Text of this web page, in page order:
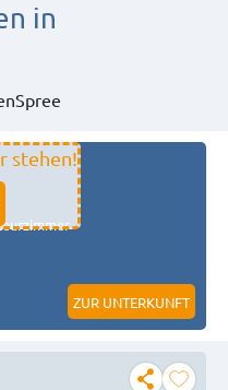
in
stehen!
ZUR UNTERKUNFT